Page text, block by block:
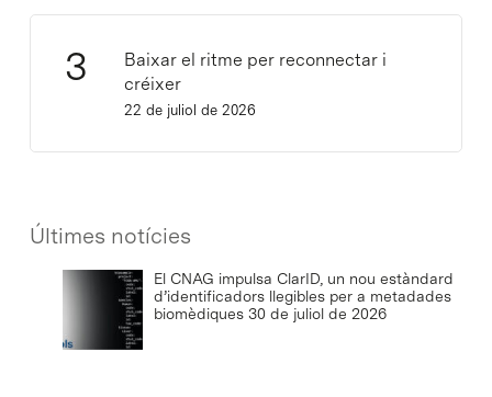
Baixar el ritme per reconnectar i
créixer
22 de juliol de 2026
Últimes notícies
El CNAG impulsa ClarID, un nou estàndard
d’identificadors llegibles per a metadades
biomèdiques 30 de juliol de 2026